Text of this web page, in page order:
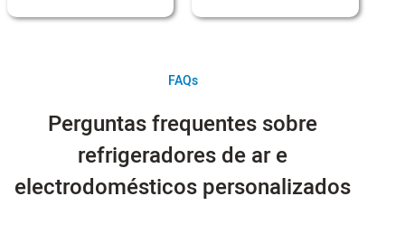
FAQs
Perguntas frequentes sobre
refrigeradores de ar e
electrodomésticos personalizados